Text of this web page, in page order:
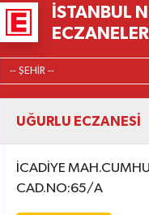
İSTANBUL
ECZANELER
UĞURLU ECZANESİ
İCADİYE
CAD.NO:65/A